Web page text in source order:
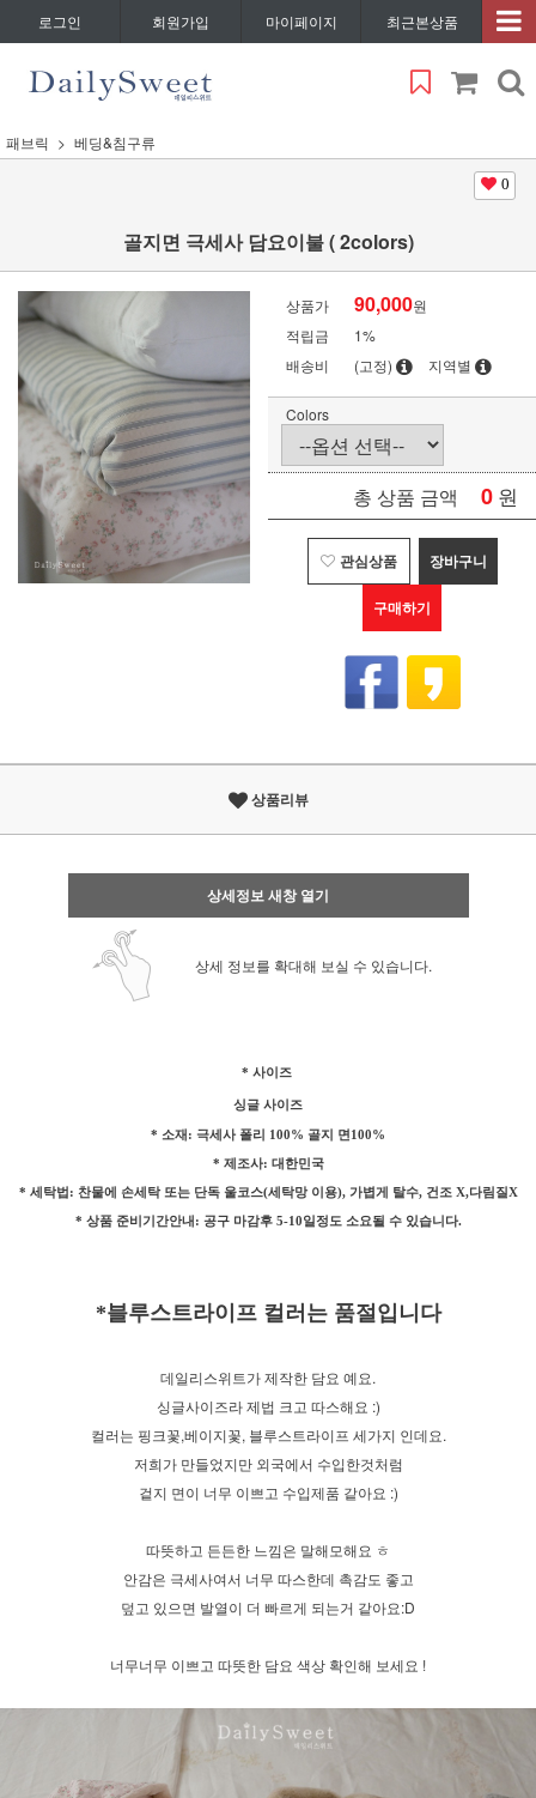
로그인 회원가입 마이페이지 최근본상품
패브릭 베딩&침구류
0
골지면 극세사 담요이불 ( 2colors)
상품가 90,000원
적립금
1%
배송비
(고정) 지역별
Colors
총 상품 금액 0 원
관심상품 장바구니
구매하기
상품리뷰
상세정보 새창 열기
상세 정보를 확대해 보실 수 있습니다.
* 사이즈
싱글 사이즈
* 소재: 극세사 폴리 100% 골지 면100%
* 제조사: 대한민국
* 세탁법: 찬물에 손세탁 또는 단독 울코스(세탁망 이용), 가볍게 탈수, 건조 X,다림질X
* 상품 준비기간안내: 공구 마감후 5-10일정도 소요될 수 있습니다.
*블루스트라이프 컬러는 품절입니다
데일리스위트가 제작한 담요 예요.
싱글사이즈라 제법 크고 따스해요 :)
컬러는 핑크꽃,베이지꽃, 블루스트라이프 세가지 인데요.
저희가 만들었지만 외국에서 수입한것처럼
겉지 면이 너무 이쁘고 수입제품 같아요 :)
따뜻하고 든든한 느낌은 말해모해요 ㅎ
안감은 극세사여서 너무 따스한데 촉감도 좋고
덮고 있으면 발열이 더 빠르게 되는거 같아요:D
너무너무 이쁘고 따뜻한 담요 색상 확인해 보세요 !